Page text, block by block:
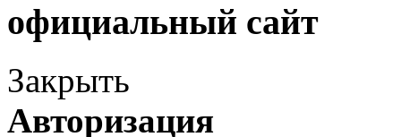
официальный сайт
Закрыть
Авторизация